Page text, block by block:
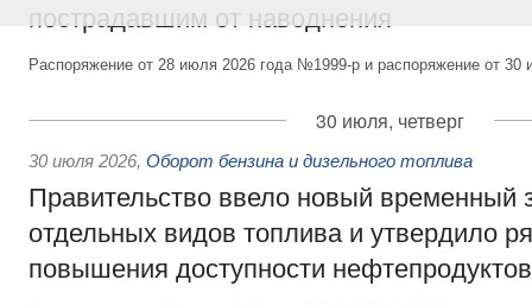
пострадавшим от наводнения
Распоряжение от 28 июля 2026 года №1999-р и распоряжение от
30 июля, четверг
30 июля 2026, Оборот бензина и дизельного топлива
Правительство ввело новый временный
отдельных видов топлива и утвердило
повышения доступности нефтепродуктов